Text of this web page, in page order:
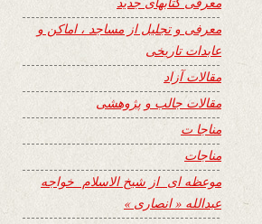
معرفی و تجلیل از مساجد ، اماکن و
عابدات تاریخی
مقالات آزاد
مقالات جالب و پژوهشی
مناجا ت
مناجات
موعظه ای از شیخ الاسلام خواجه
عبدالله « انصاری »